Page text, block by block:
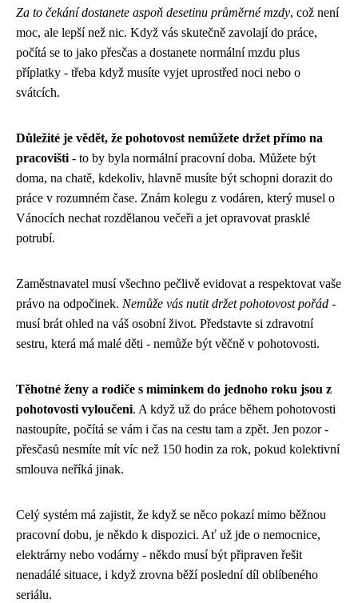
Za to čekání dostanete aspoň desetinu průměrné mzdy, což není
moc, ale lepší než nic. Když vás skutečně zavolají do práce,
počítá se to jako přesčas a dostanete normální mzdu plus
příplatky - třeba když musíte vyjet uprostřed noci nebo o
svátcích.
Důležité je vědět, že pohotovost nemůžete držet přímo na
pracovišti - to by byla normální pracovní doba. Můžete být
doma, na chatě, kdekoliv, hlavně musíte být schopni dorazit do
práce v rozumném čase. Znám kolegu z vodáren, který musel o
Vánocích nechat rozdělanou večeři a jet opravovat prasklé
potrubí.
Zaměstnavatel musí všechno pečlivě evidovat a respektovat vaše
právo na odpočinek. Nemůže vás nutit držet pohotovost pořád -
musí brát ohled na váš osobní život. Představte si zdravotní
sestru, která má malé děti - nemůže být věčně v pohotovosti.
Těhotné ženy a rodiče s miminkem do jednoho roku jsou z
pohotovosti vyloučeni. A když už do práce během pohotovosti
nastoupíte, počítá se vám i čas na cestu tam a zpět. Jen pozor -
přesčasů nesmíte mít víc než 150 hodin za rok, pokud kolektivní
smlouva neříká jinak.
Celý systém má zajistit, že když se něco pokazí mimo běžnou
pracovní dobu, je někdo k dispozici. Ať už jde o nemocnice,
elektrárny nebo vodárny - někdo musí být připraven řešit
nenadálé situace, i když zrovna běží poslední díl oblíbeného
seriálu.